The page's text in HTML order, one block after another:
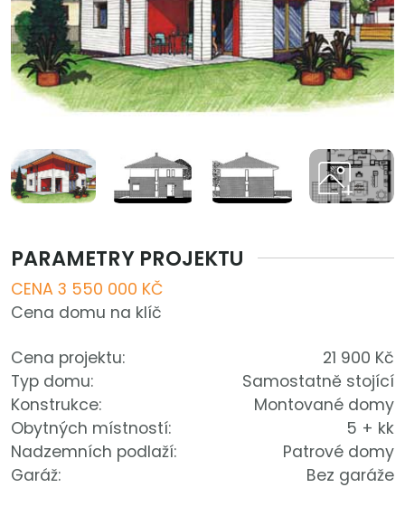
PARAMETRY PROJEKTU
CENA 3 550 000 KČ
Cena domu na klíč
Cena projektu:
21 900 Kč
Typ domu:
Samostatně stojící
Konstrukce:
Montované domy
Obytných místností:
5 + kk
Nadzemních podlaží:
Patrové domy
Garáž:
Bez garáže